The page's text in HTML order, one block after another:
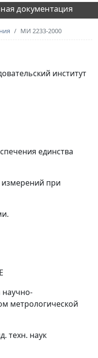
документация
МИ 2233-2000
институт
единства
при
метрологической
техн. наук